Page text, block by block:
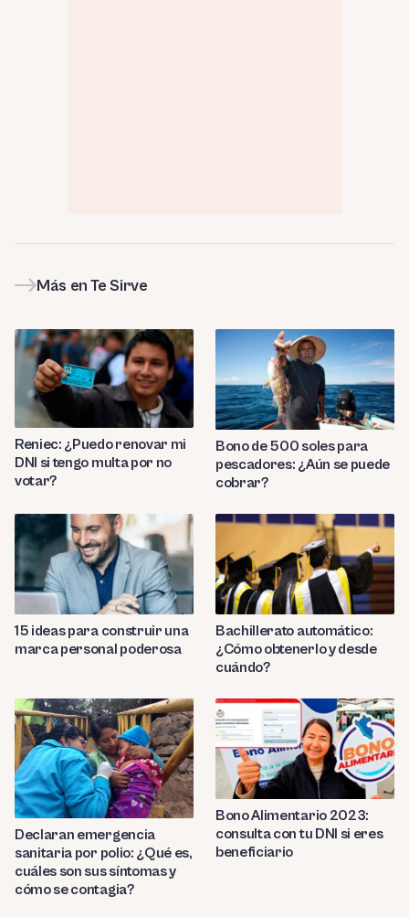
Más en Te Sirve
Reniec: ¿Puedo renovar mi
DNI si tengo multa por no
votar?
Bono de 500 soles para
pescadores: ¿Aún se puede
cobrar?
15 ideas para construir una
marca personal poderosa
Bachillerato automático:
¿Cómo obtenerlo y desde
cuándo?
Declaran emergencia
sanitaria por polio: ¿Qué es,
cuáles son sus síntomas y
cómo se contagia?
Bono Alimentario 2023:
consulta con tu DNI si eres
beneficiario